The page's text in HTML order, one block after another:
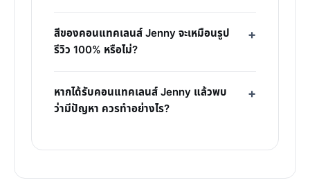
สีของคอนแทคเลนส์ Jenny จะเหมือนรูป
รีวิว 100% หรือไม่?
หากได้รับคอนแทคเลนส์ Jenny แล้วพบ
ว่ามีปัญหา ควรทำอย่างไร?